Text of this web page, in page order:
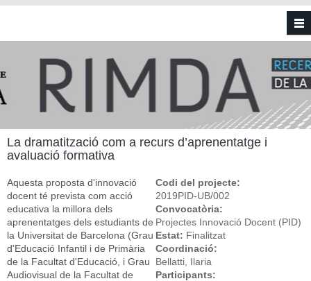
Vés al contingut
La dramatització com a recurs d’aprenentatge i
avaluació formativa
Aquesta proposta d'innovació
docent té prevista com acció
educativa la millora dels
aprenentatges dels estudiants de
la Universitat de Barcelona (Grau
d'Educació Infantil i de Primària
de la Facultat d'Educació, i Grau
Audiovisual de la Facultat de
Codi del projecte:
2019PID-UB/002
Convocatòria:
Projectes Innovació Docent (PID)
Estat: Finalitzat
Coordinació:
Bellatti, Ilaria
Participants: